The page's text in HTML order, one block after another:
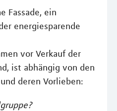
Fassade, ein
energiesparende
vor Verkauf der
ist abhängig von den
deren Vorlieben: